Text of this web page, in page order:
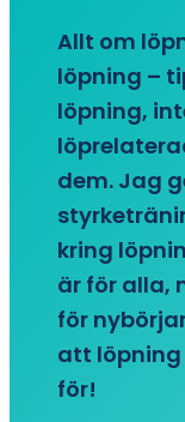
Allt om
löpning –
löpning,
dem. Jag
kring
är för alla,
för
att löpning
för!